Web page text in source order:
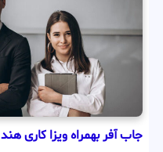
جاب آفر بهمراه ویزا کاری هند